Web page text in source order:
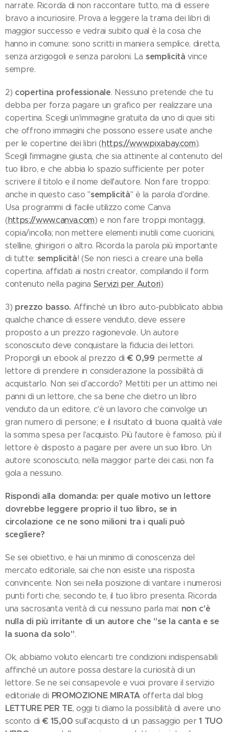
narrate. Ricorda di non raccontare tutto, ma di essere
bravo a incuriosire. Prova a leggere la trama dei libri di
maggior successo e vedrai subito qual è la cosa che
hanno in comune: sono scritti in maniera semplice, diretta,
senza arzigogoli e senza paroloni. La semplicità vince
sempre.
2) copertina professionale. Nessuno pretende che tu
debba per forza pagare un grafico per realizzare una
copertina. Scegli un'immagine gratuita da uno di quei siti
che offrono immagini che possono essere usate anche
per le copertine dei libri (https://www.pixabay.com).
Scegli l'immagine giusta, che sia attinente al contenuto del
tuo libro, e che abbia lo spazio sufficiente per poter
scrivere il titolo e il nome dell'autore. Non fare troppo:
anche in questo caso "semplicità" è la parola d'ordine.
Usa programmi di facile utilizzo come Canva
(https://www.canva.com) e non fare troppi montaggi,
copia/incolla; non mettere elementi inutili come cuoricini,
stelline, ghirigori o altro. Ricorda la parola più importante
di tutte: semplicità! (Se non riesci a creare una bella
copertina, affidati ai nostri creator, compilando il form
contenuto nella pagina Servizi per Autori)
3) prezzo basso. Affinché un libro auto-pubblicato abbia
qualche chance di essere venduto, deve essere
proposto a un prezzo ragionevole. Un autore
sconosciuto deve conquistare la fiducia dei lettori.
Proporgli un ebook al prezzo di € 0,99 permette al
lettore di prendere in considerazione la possibilità di
acquistarlo. Non sei d'accordo? Mettiti per un attimo nei
panni di un lettore, che sa bene che dietro un libro
venduto da un editore, c'è un lavoro che coinvolge un
gran numero di persone; e il risultato di buona qualità vale
la somma spesa per l'acquisto. Più l'autore è famoso, più il
lettore è disposto a pagare per avere un suo libro. Un
autore sconosciuto, nella maggior parte dei casi, non fa
gola a nessuno.
Rispondi alla domanda: per quale motivo un lettore
dovrebbe leggere proprio il tuo libro, se in
circolazione ce ne sono milioni tra i quali può
scegliere?
Se sei obiettivo, e hai un minimo di conoscenza del
mercato editoriale, sai che non esiste una risposta
convincente. Non sei nella posizione di vantare i numerosi
punti forti che, secondo te, il tuo libro presenta. Ricorda
una sacrosanta verità di cui nessuno parla mai: non c'è
nulla di più irritante di un autore che "se la canta e se
la suona da solo".
Ok, abbiamo voluto elencarti tre condizioni indispensabili
affinché un autore possa destare la curiosità di un
lettore. Se ne sei consapevole e vuoi provare il servizio
editoriale di PROMOZIONE MIRATA offerta dal blog
LETTURE PER TE, oggi ti diamo la possibilità di avere uno
sconto di € 15,00 sull'acquisto di un passaggio per1 TUO